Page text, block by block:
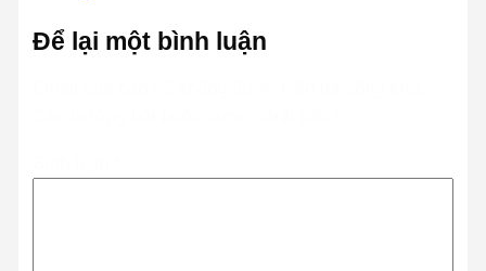
Để lại một bình luận